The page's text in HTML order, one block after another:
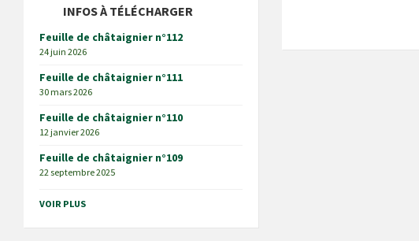
INFOS À TÉLÉCHARGER
Feuille de châtaignier n°112
24 juin 2026
Feuille de châtaignier n°111
30 mars 2026
Feuille de châtaignier n°110
12 janvier 2026
Feuille de châtaignier n°109
22 septembre 2025
VOIR PLUS